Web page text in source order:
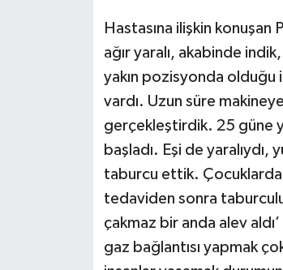
Hastasına ilişkin
ağır yaralı, akabinde
yakın pozisyonda olduğu
vardı. Uzun süre
gerçekleştirdik. 25 güne
başladı. Eşi de yaralıydı,
taburcu ettik.
tedaviden sonra
çakmaz bir anda alev
gaz bağlantısı yapmak